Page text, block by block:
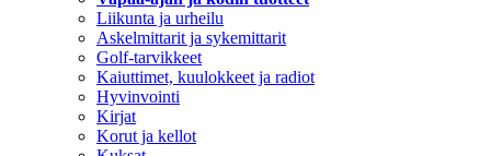
Liikunta ja urheilu
Askelmittarit ja sykemittarit
Golf-tarvikkeet
Kaiuttimet, kuulokkeet ja radiot
Hyvinvointi
Kirjat
Korut ja kellot